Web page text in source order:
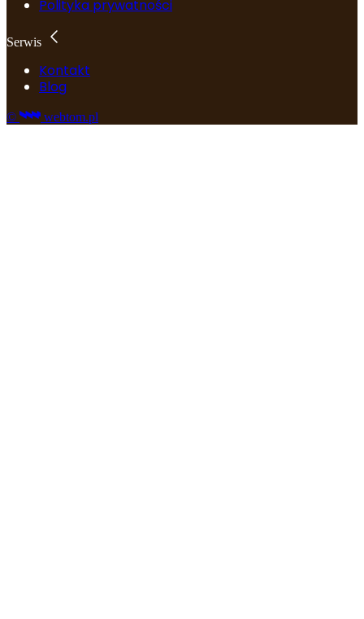
Polityka prywatności
Serwis
Kontakt
Blog
© webtom.pl